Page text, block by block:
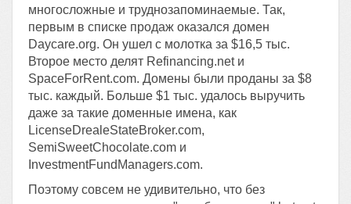
многосложные и труднозапоминаемые. Так,
первым в списке продаж оказался домен
Daycare.org. Он ушел с молотка за $16,5 тыс.
Второе место делят Refinancing.net и
SpaceForRent.com. Домены были проданы за $8
тыс. каждый. Больше $1 тыс. удалось выручить
даже за такие доменные имена, как
LicenseDrealeStateBroker.com,
SemiSweetChocolate.com и
InvestmentFundManagers.com.
Поэтому совсем не удивительно, что без